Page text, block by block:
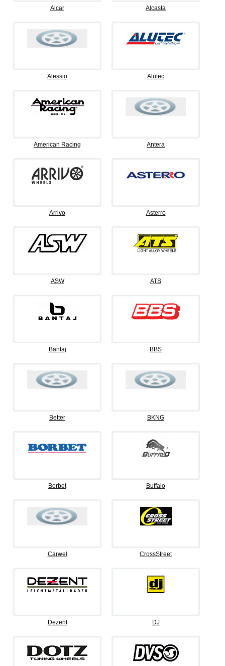
Alcar Alcasta
Alessio Alutec
American Racing Antera
Arrivo Asterro
ASW ATS
Bantaj BBS
Better BKNG
Borbet Buffalo
Carwel CrossStreet
Dezent DJ